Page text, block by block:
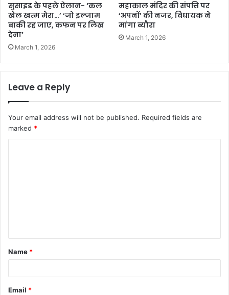
सुसाइड के पहले ऐलान- ‘कल
खेल खत्म मेरा…’ ‘जो इल्जाम
बाकी रह जाए, कफन पर लिख
देना’
March 1, 2026
महाकाल मंदिर की संपत्ति पर
‘अपनों’ की नजर, विधायक ने
मांगा ब्यौरा
March 1, 2026
Leave a Reply
Your email address will not be published. Required fields are
marked *
t
*
Name *
Email *